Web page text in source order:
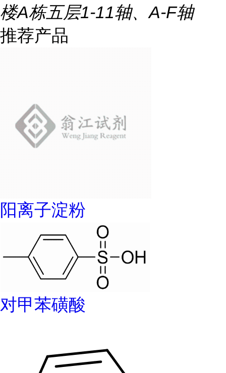
楼A栋五层1-11轴、A-F轴
推荐产品
阳离子淀粉
对甲苯磺酸